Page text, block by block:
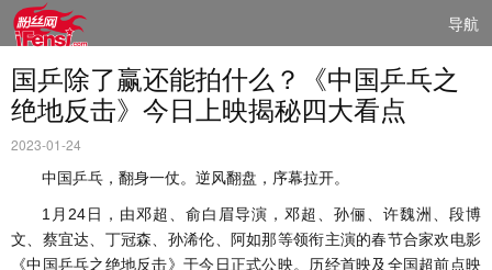
导航
国乒除了赢还能拍什么？《中国乒乓之
绝地反击》今日上映揭秘四大看点
2023-01-24
中国乒乓，翻身一仗。逆风翻盘，序幕拉开。
1月24日，由邓超、俞白眉导演，邓超、孙俪、许魏洲、段博
文、蔡宜达、丁冠森、孙浠伦、阿如那等领衔主演的春节合家欢电影
《中国乒乓之绝地反击》于今日正式公映。历经首映及全国超前点映